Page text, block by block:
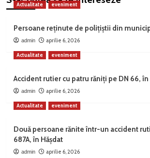
Actualitate eveniment
Persoane reținute de polițiștii din
admin aprilie 6, 2026
Actualitate eveniment
Accident rutier cu patru răniți pe DN 66, în
admin aprilie 6, 2026
Actualitate eveniment
Două persoane rănite într-un accident
687A, în Hășdat
admin aprilie 6, 2026